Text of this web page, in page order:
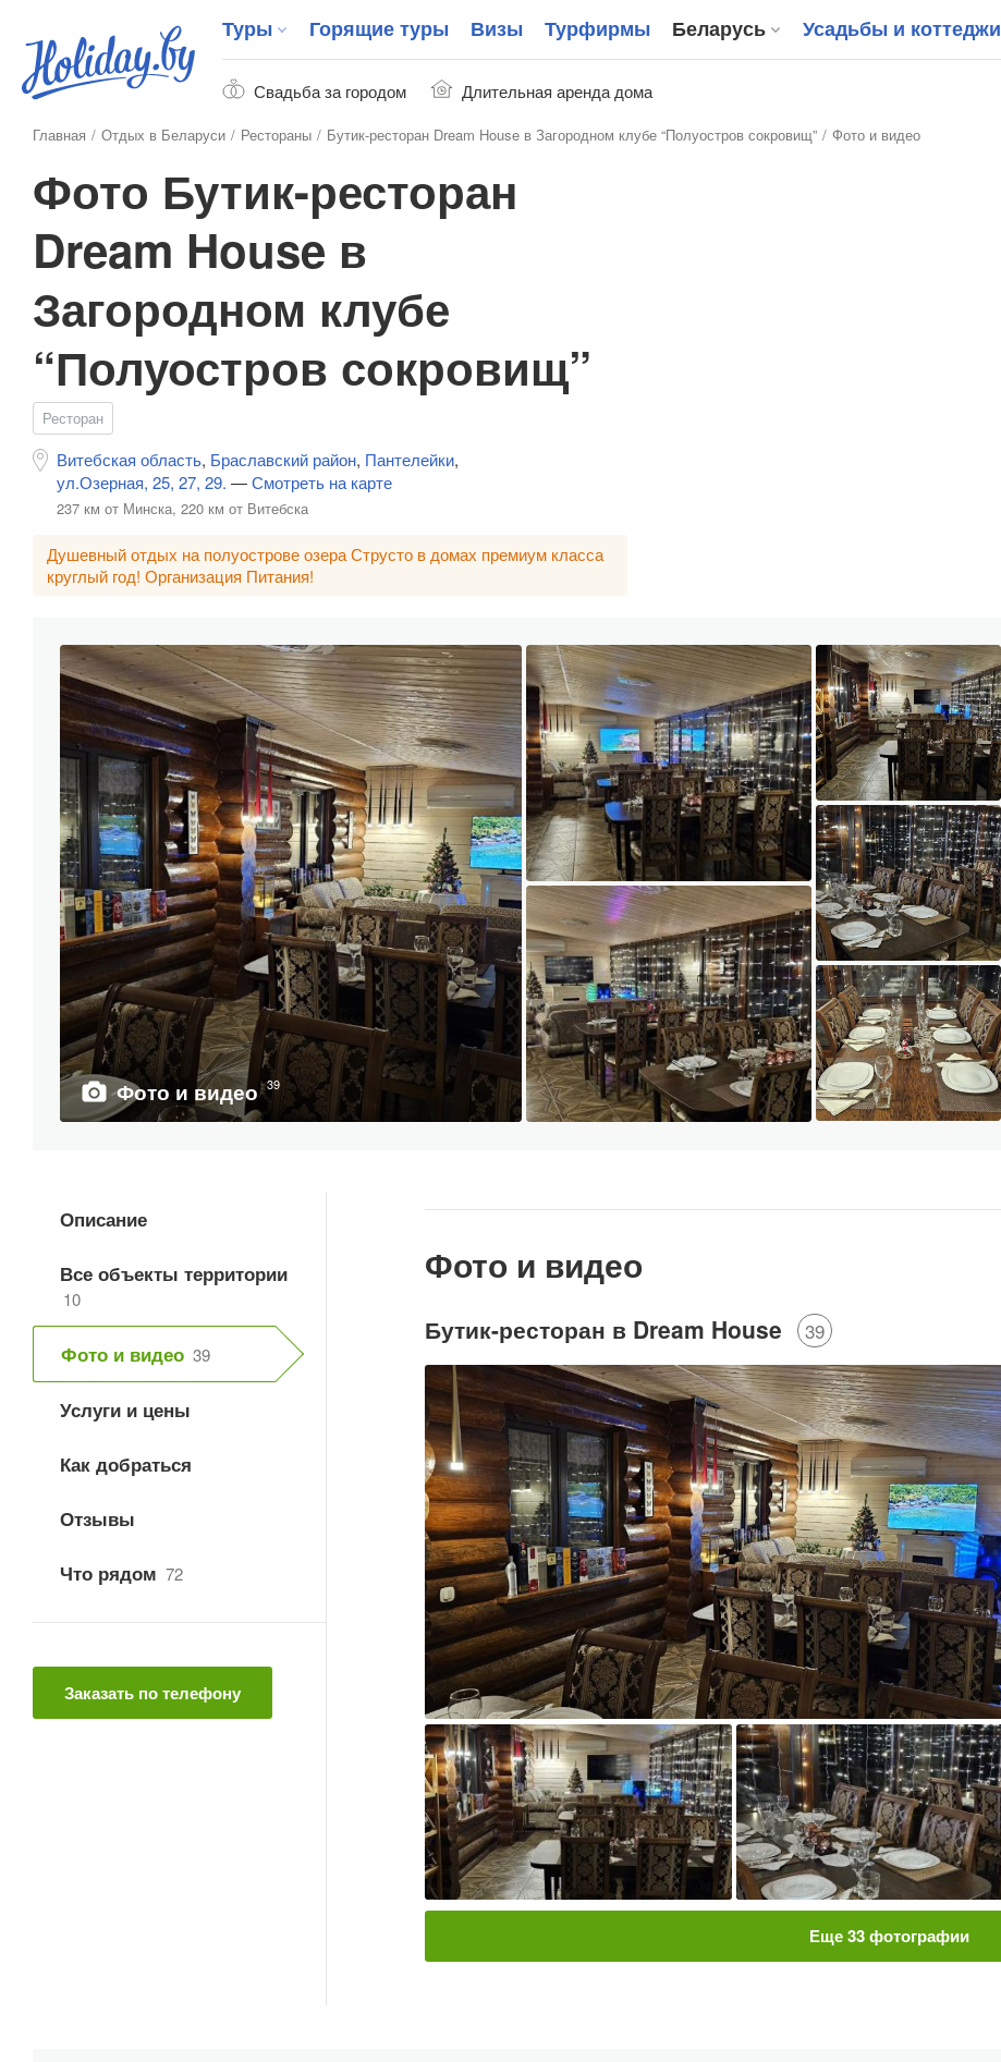
Свадьба за городом Длительная аренда дома
Туры Горящие туры Визы Турфирмы Беларусь Усадьбы и коттеджи
Главная Отдых в Беларуси Рестораны Бутик-ресторан Dream House в Загородном клубе “Полуостров сокровищ” Фото и видео
Фото Бутик-ресторан
Dream House в
Загородном клубе
“Полуостров сокровищ”
Ресторан
Витебская область, Браславский район, Пантелейки,
ул.Озерная, 25, 27, 29. —Смотреть на карте
237 км от Минска, 220 км от Витебска
Душевный отдых на полуострове озера Струсто в домах премиум класса
круглый год! Организация Питания!
Фото и видео 39
Описание
Все объекты территории
10
Фото и видео 39
Услуги и цены
Как добраться
Отзывы
Что рядом 72
Заказать по телефону
Фото и видео
Бутик-ресторан в Dream House 39
Еще33фотографии